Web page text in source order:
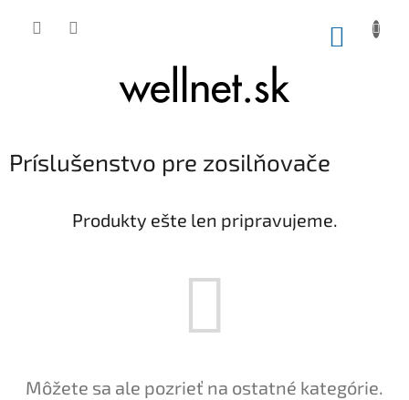
Príslušenstvo pre zosilňovače
Produkty ešte len pripravujeme.
Môžete sa ale pozrieť na ostatné kategórie.